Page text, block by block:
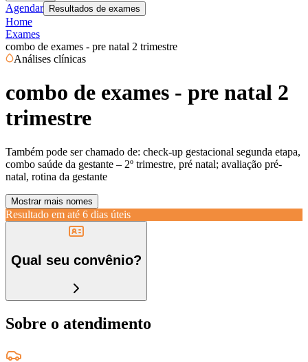
Agendar Resultados de exames
Home
Exames
combo de exames - pre natal 2 trimestre
Análises clínicas
combo de exames - pre natal 2
trimestre
Também pode ser chamado de: check-up gestacional segunda etapa,
combo saúde da gestante – 2º trimestre, pré natal; avaliação pré-
natal, rotina da gestante
Mostrar mais nomes
Resultado em até 6 dias úteis
Qual seu convênio?
Sobre o atendimento